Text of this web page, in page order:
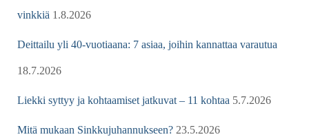
vinkkiä 1.8.2026
Deittailu yli 40-vuotiaana: 7 asiaa, joihin kannattaa varautua
18.7.2026
Liekki syttyy ja kohtaamiset jatkuvat – 11 kohtaa 5.7.2026
Mitä mukaan Sinkkujuhannukseen? 23.5.2026